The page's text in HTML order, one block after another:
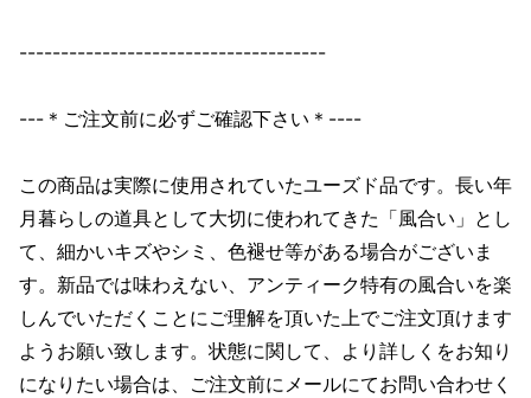
-------------------------------------
---＊ご注文前に必ずご確認下さい＊----
この商品は実際に使用されていたユーズド品です。長い年
月暮らしの道具として大切に使われてきた「風合い」とし
て、細かいキズやシミ、色褪せ等がある場合がございま
す。新品では味わえない、アンティーク特有の風合いを楽
しんでいただくことにご理解を頂いた上でご注文頂けます
ようお願い致します。状態に関して、より詳しくをお知り
になりたい場合は、ご注文前にメールにてお問い合わせく